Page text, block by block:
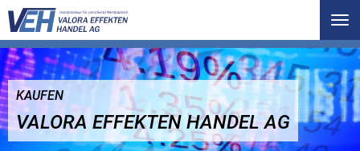
KAUFEN
VALORA EFFEKTEN HANDEL AG